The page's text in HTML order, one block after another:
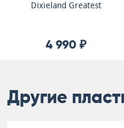
Dixieland Greatest
4 990 ₽
Другие